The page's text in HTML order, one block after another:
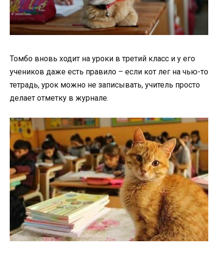
Томбо вновь ходит на уроки в третий класс и у его
учеников даже есть правило – если кот лег на чью-то
тетрадь, урок можно не записывать, учитель просто
делает отметку в журнале.